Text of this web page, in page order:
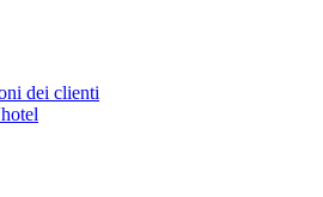
dei clienti